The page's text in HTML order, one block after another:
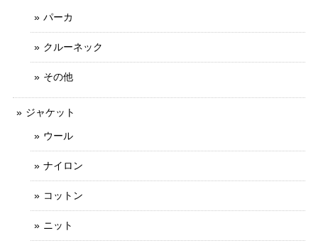
パーカ
クルーネック
その他
ジャケット
ウール
ナイロン
コットン
ニット